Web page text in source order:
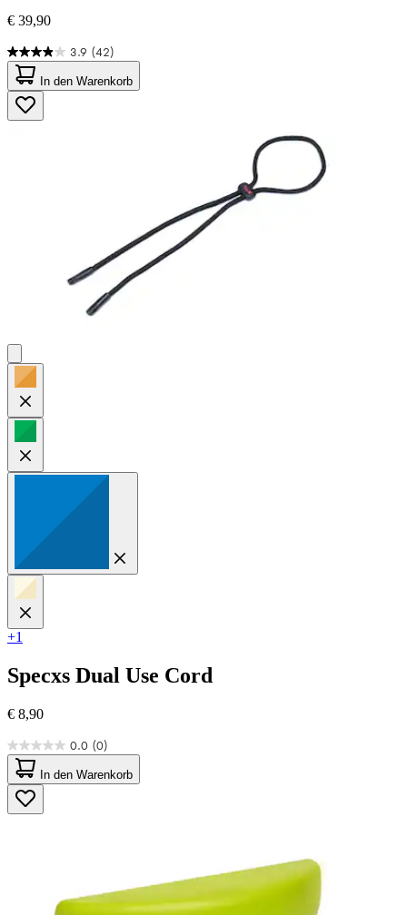
€ 39,90
3.9 (42)
3.9
von
5
Sternen.
42
In den Warenkorb
+1
Specxs Dual Use Cord
€ 8,90
0.0 (0)
0.0
von
5
Sternen.
In den Warenkorb